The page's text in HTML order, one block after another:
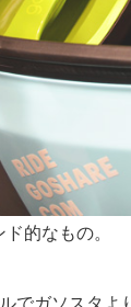
的なもの。